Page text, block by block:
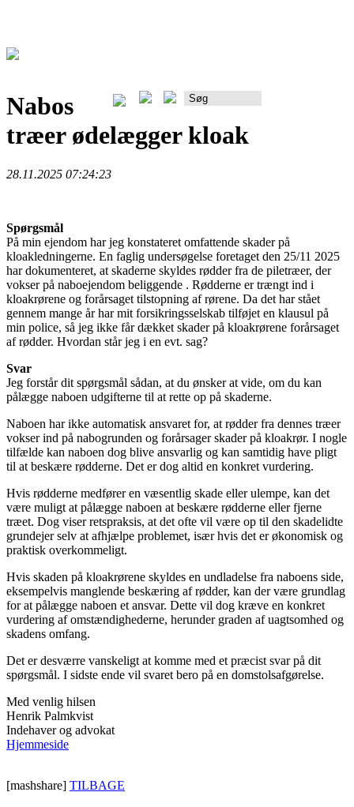
Nabos
træer ødelægger kloak
28.11.2025 07:24:23
Spørgsmål
På min ejendom har jeg konstateret omfattende skader på
kloakledningerne. En faglig undersøgelse foretaget den 25/11 2025
har dokumenteret, at skaderne skyldes rødder fra de piletræer, der
vokser på naboejendom beliggende . Rødderne er trængt ind i
kloakrørene og forårsaget tilstopning af rørene. Da det har stået
gennem mange år har mit forsikringsselskab tilføjet en klausul på
min police, så jeg ikke får dækket skader på kloakrørene forårsaget
af rødder. Hvordan står jeg i en evt. sag?
Svar
Jeg forstår dit spørgsmål sådan, at du ønsker at vide, om du kan
pålægge naboen udgifterne til at rette op på skaderne.
Naboen har ikke automatisk ansvaret for, at rødder fra dennes træer
vokser ind på nabogrunden og forårsager skader på kloakrør. I nogle
tilfælde kan naboen dog blive ansvarlig og kan samtidig have pligt
til at beskære rødderne. Det er dog altid en konkret vurdering.
Hvis rødderne medfører en væsentlig skade eller ulempe, kan det
være muligt at pålægge naboen at beskære rødderne eller fjerne
træet. Dog viser retspraksis, at det ofte vil være op til den skadelidte
grundejer selv at afhjælpe problemet, især hvis det er økonomisk og
praktisk overkommeligt.
Hvis skaden på kloakrørene skyldes en undladelse fra naboens side,
eksempelvis manglende beskæring af rødder, kan der være grundlag
for at pålægge naboen et ansvar. Dette vil dog kræve en konkret
vurdering af omstændighederne, herunder graden af uagtsomhed og
skadens omfang.
Det er desværre vanskeligt at komme med et præcist svar på dit
spørgsmål. I sidste ende vil svaret bero på en domstolsafgørelse.
Med venlig hilsen
Henrik Palmkvist
Indehaver og advokat
Hjemmeside
[mashshare] TILBAGE